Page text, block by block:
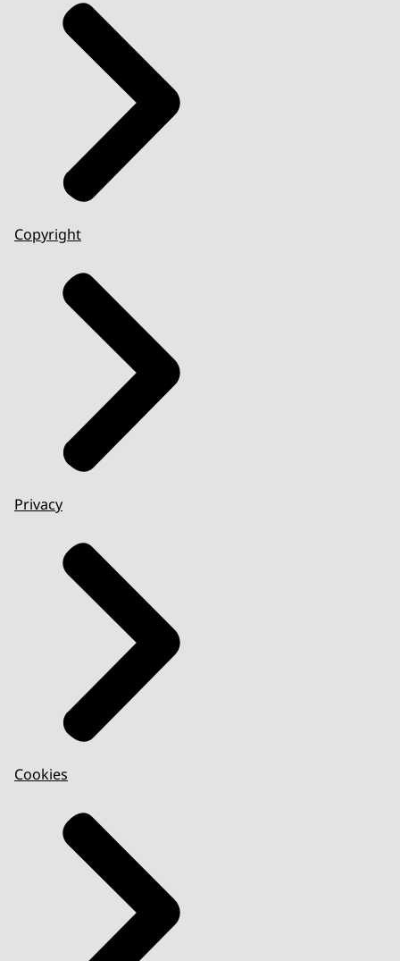
Copyright
Privacy
Cookies